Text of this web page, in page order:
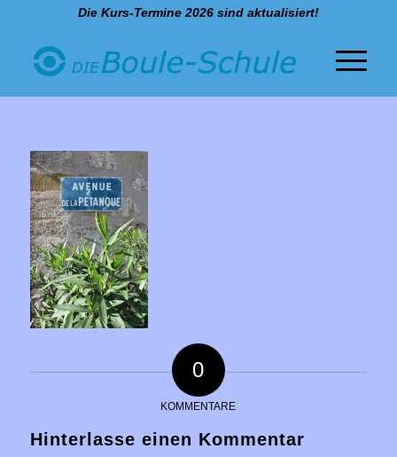
Die Kurs-Termine 2026 sind aktualisiert!
0
KOMMENTARE
Hinterlasse einen Kommentar